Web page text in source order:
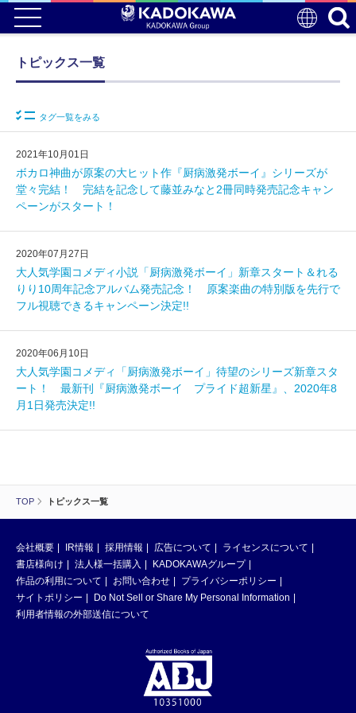
TOP トピックス一覧
トピックス一覧
タグ一覧をみる
2021年10月01日
ボカロ神曲が原案の大ヒット作『厨病激発ボーイ』シリーズが
堂々完結！ 完結を記念して藤並みなと2冊同時発売記念キャン
ペーンがスタート！
2020年07月27日
大人気学園コメディ小説「厨病激発ボーイ」新章スタート＆れる
りり10周年記念アルバム発売記念！ 原案楽曲の特別版を先行で
フル視聴できるキャンペーン決定!!
2020年06月10日
大人気学園コメディ「厨病激発ボーイ」待望のシリーズ新章スタ
ート！ 最新刊『厨病激発ボーイ プライド超新星』、2020年8
月1日発売決定!!
会社概要 IR情報 採用情報 広告について
ライセンスについて
書店様向け
法人様一括購入
KADOKAWAグループ
作品の利用について
お問い合わせ
プライバシーポリシー
サイトポリシー
Do Not Sell or Share My Personal Information
利用者情報の外部送信について